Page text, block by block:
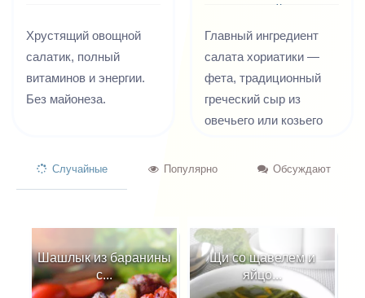
черри
Хрустящий овощной
салатик, полный
витаминов и энергии.
Без майонеза.
Главный ингредиент
салата хориатики —
фета, традиционный
греческий сыр из
овечьего или козьего
консистенции он
имеет приятную
ненавязчивую
кислинку. В отличие от
соленой и резкой
Случайные Популярно Обсуждают
Шашлык из баранины
с...
Щи со щавелем и
яйцо...